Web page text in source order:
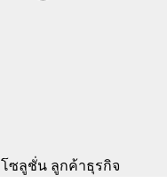
โซลูชั่น ลูกค้าธุรกิจ